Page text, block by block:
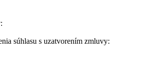
súhlasu s uzatvorením zmluvy: